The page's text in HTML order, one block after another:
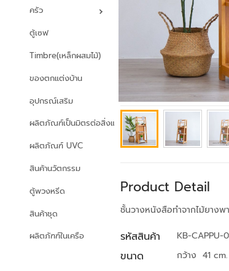
ครัว
ตู้เซฟ
Timbre(เหล็กผสมไม้)
ของตกแต่งบ้าน
อุปกรณ์เสริม
ผลิตภัณฑ์เป็นมิตรต่อสิ่งแวดล้อม
ผลิตภัณฑ์ UVC
สินค้านวัตกรรม
ตู้พวงหรีด
สินค้าชุด
ผลิตภัฑฑ์ในเครือ
Product Detail
ชั้นวางหนังสือทำจากไม้ยางพ
รหัสสินค้า KB-CAPPU-
ขนาด กว้าง 41 cm.